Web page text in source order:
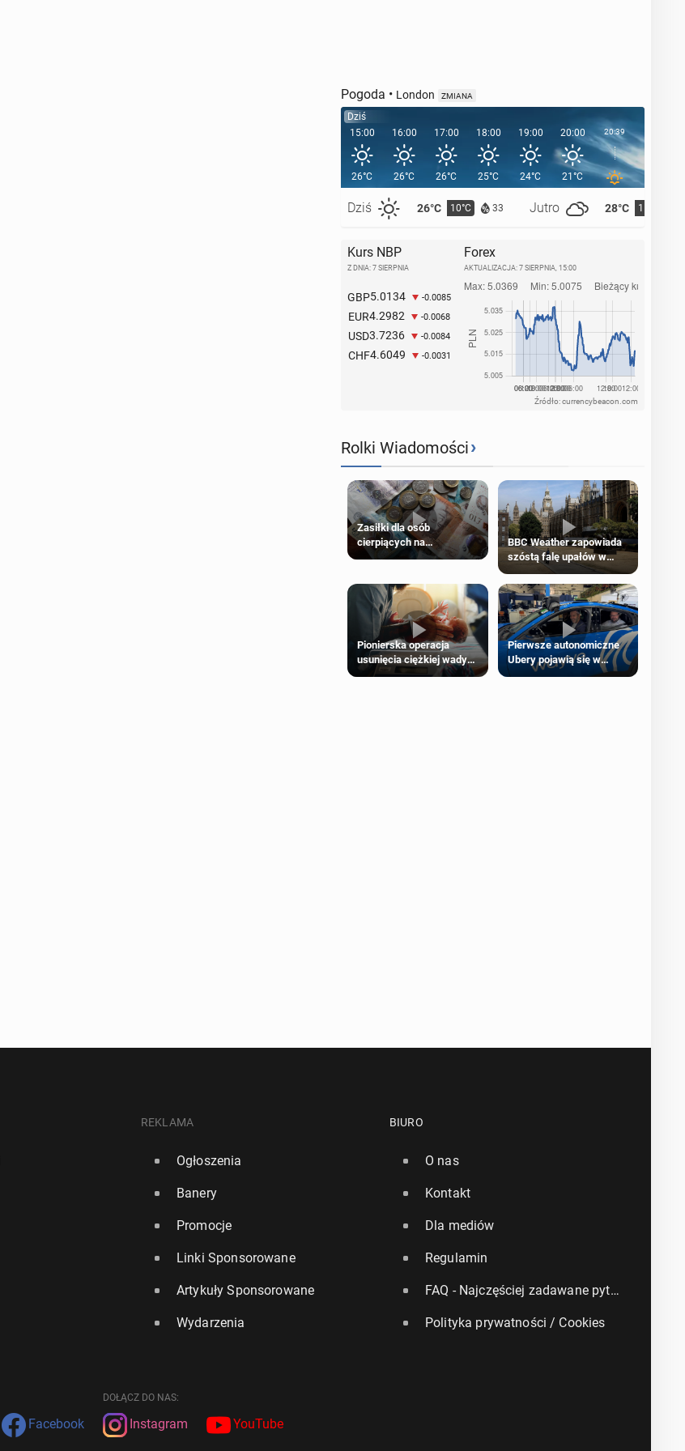
Pogoda • London ZMIANA
Dziś
15:00
26°C
Dziś 26°C 10°C 33 Jutro 28°C 11°C
16:00
26°C
17:00
26°C
18:00
25°C
19:00
24°C
20:00
21°C
20:39 21:00
Kurs NBP
Z DNIA: 7 SIERPNIA
GBP5.0134 -0.0085
EUR4.2982 -0.0068
USD3.7236 -0.0084
CHF4.6049 -0.0031
Forex
AKTUALIZACJA: 7 SIERPNIA, 15:00
Źródło: currencybeacon.com
Rolki Wiadomości›
Zasiłki dla osób
cierpiących na
schorzenia psychiczne
BBC Weather zapowiada
szóstą falę upałów w
Pionierska operacja
usunięcia ciężkiej wady
wrodzonej płodu w łonie
Pierwsze autonomiczne
Ubery pojawią się w
Londynie jeszcze tego
REKLAMA
Ogłoszenia
Banery
Promocje
Linki Sponsorowane
Artykuły Sponsorowane
Wydarzenia
BIURO
O nas
Kontakt
Dla mediów
Regulamin
FAQ - Najczęściej zadawane pytania
Polityka prywatności / Cookies
DOŁĄCZ DO NAS:
Facebook Instagram YouTube